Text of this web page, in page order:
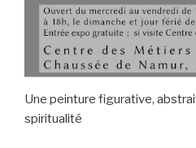
Une peinture figurative,
spiritualité